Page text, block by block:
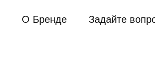
О Бренде Задайте